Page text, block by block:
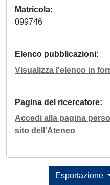
Matricola
099746
Elenco pubblicazioni
Visualizza l'elenco in
Pagina del ricercatore
Accedi alla pagina
sito dell'Ateneo
Esportazione